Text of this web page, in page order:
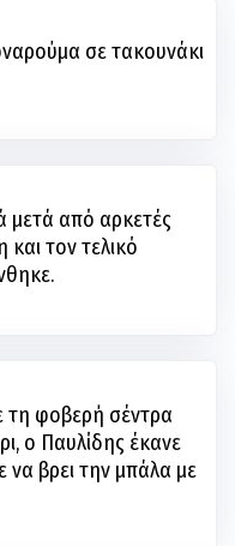
σε τακουνάκι
μετά από αρκετές
τον τελικό
τη φοβερή σέντρα
ο Παυλίδης έκανε
να βρει την μπάλα με